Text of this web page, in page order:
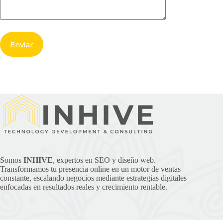
Somos INHIVE, expertos en SEO y diseño web.
Transformamos tu presencia online en un motor de ventas
constante, escalando negocios mediante estrategias digitales
enfocadas en resultados reales y crecimiento rentable.